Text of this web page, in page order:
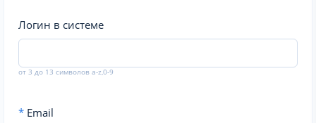
Логин в системе
от 3 до 13 символов a-z,0-9
* Email